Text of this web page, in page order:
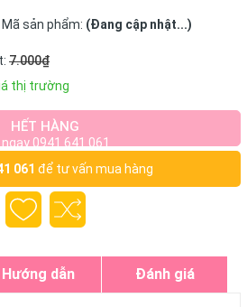
Mã sản phẩm: (Đang cập nhật...)
7.000₫
thị trường
HẾT HÀNG
ngay 0941 641 061
061 để tư vấn mua hàng
Hướng dẫn Đánh giá